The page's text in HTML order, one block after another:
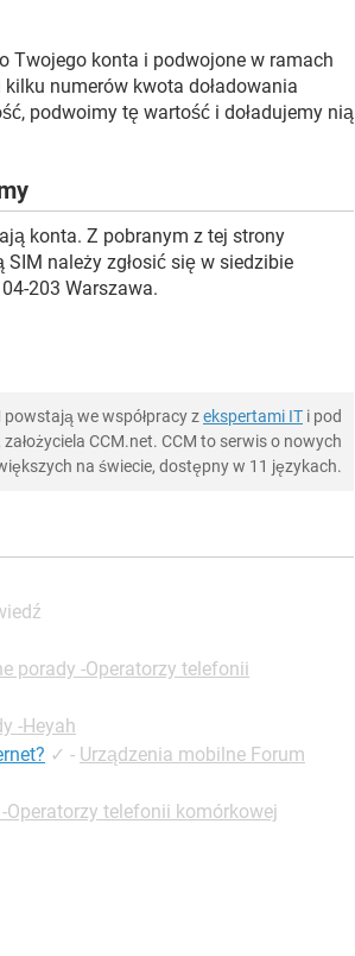
Twojego konta i podwojone w ramach
numerów kwota doładowania
podwoimy tę wartość i doładujemy nią
konta. Z pobranym z tej strony
należy zgłosić się w siedzibie
203 Warszawa.
we współpracy zekspertami IT i pod
CCM.net. CCM to serwis o nowych
na świecie, dostępny w 11 językach.
porady -Operatorzy telefonii
-Heyah
✓ - Urządzenia mobilne Forum
Operatorzy telefonii komórkowej